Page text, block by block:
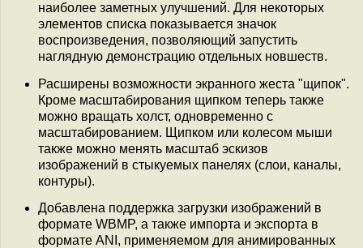
наиболее заметных улучшений. Для некоторых
элементов списка показывается значок
воспроизведения, позволяющий запустить
наглядную демонстрацию отдельных новшеств.
Расширены возможности экранного жеста "щипок".
Кроме масштабирования щипком теперь также
можно вращать холст, одновременно с
масштабированием. Щипком или колесом мыши
также можно менять масштаб эскизов
изображений в стыкуемых панелях (слои, каналы,
контуры).
Добавлена поддержка загрузки изображений в
формате WBMP, а также импорта и экспорта в
формате ANI, применяемом для анимированных